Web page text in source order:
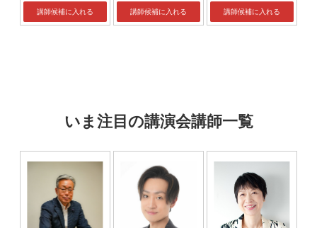
講師候補に入れる 講師候補に入れる 講師候補に入れる
いま注目の講演会講師一覧